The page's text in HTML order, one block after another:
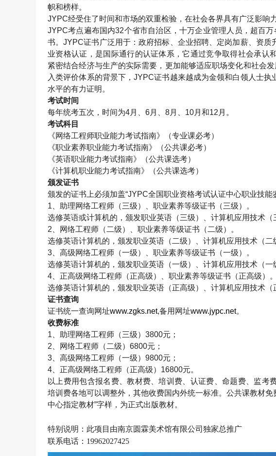
帜和榜样。
JYPC经受住了时间和市场的双重检验，在社会各界具有广泛影响力
JYPC考点遍布国内32个省市自治区，十万企业管理人员，超百
书。JYPC证书广泛用于：政府招标、企业招聘、定岗加薪、资
业资格认证，是国际通行的认证体系，它通过竞争取得社会承认
紧密结合经济与生产的实际需要，更加能够适应职场变化和社会
入类评价体系的背景下，JYPC证书越来越成为金领和白领人士执
水平的有力证明。
考试时间
每年统考五次，时间为4月、 6月、 8月、 10月和12 月。
考试科目
《网络工程师职业能力考试指南》（专业课必考）
《职业素养职业能力考试指南》（公共课必考）
《英语职业能力考试指南》（公共课选考）
《计算机职业能力考试指南》（公共课选考）
颁发证书
颁发的证书上必须加盖“JYPC全国职业资格考试认证中心职业技能
1 、助理网络工程师（三级）、职业素养等级证书（三级）。
选修英语或计算机的，颁发职业英语（三级）、计算机应用技术（
2 、网络工程师（二级）、职业素养等级证书（二级）。
选修英语计算机的，颁发职业英语（二级）、计算机应用技术（二
3 、高级网络工程师（一级）、职业素养等级证书（一级）。
选修英语计算机的，颁发职业英语（一级）、计算机应用技术（一
4 、正高级网络工程师（正高级）、职业素养等级证书（正高级）。
选修英语计算机的，颁发职业英语（正高级）、计算机应用技术（
证书查询
证书统一查询网址www.zgks.net,备用网址www.jypc.net。
收费标准
1 、助理网络工程师（三级） 3800元；
2 、网络工程师（二级） 6800元；
3 、高级网络工程师（一级） 9800元；
4 、正高级网络工程师（正高级） 16800元。
以上费用包含报名费、教材费、培训费、认证费、命题费、监考
培训费各地可以调整外，其他收费国内外统一标准。公共课教材免
中心指定教材”字样，为正式出版教材。
特别说明：此项目由南京圆霖美术馆有限公司独家总推广
联系电话： 19962027425